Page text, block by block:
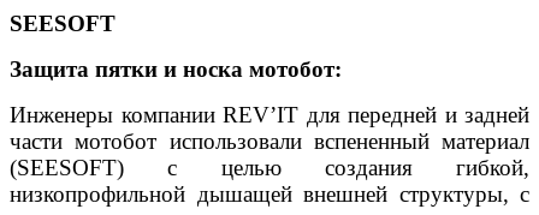
SEESOFT
Защита пятки и носка мотобот:
Инженеры компании REV’IT для передней и задней
части мотобот использовали вспененный материал
(SEESOFT) с целью создания гибкой,
низкопрофильной дышащей внешней структуры, с